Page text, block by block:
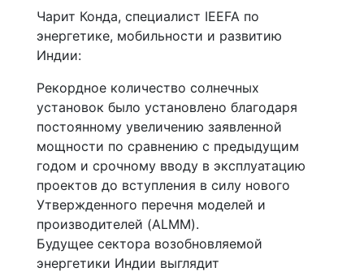
Чарит Конда, специалист IEEFA по
энергетике, мобильности и развитию
Индии:
Рекордное количество солнечных
установок было установлено благодаря
постоянному увеличению заявленной
мощности по сравнению с предыдущим
годом и срочному вводу в эксплуатацию
проектов до вступления в силу нового
Утвержденного перечня моделей и
производителей (ALMM).
Будущее сектора возобновляемой
энергетики Индии выглядит